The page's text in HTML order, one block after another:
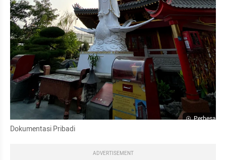
Perbesar
Dokumentasi Pribadi
ADVERTISEMENT